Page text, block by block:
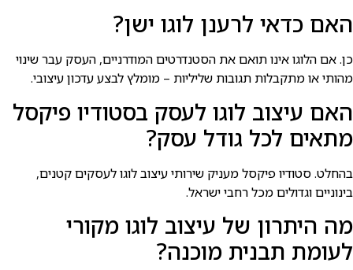
האם כדאי לרענן לוגו ישן?
כן. אם הלוגו אינו תואם את הסטנדרטים המודרניים, העסק עבר שינוי
מהותי או מתקבלות תגובות שליליות – מומלץ לבצע עדכון עיצובי.
האם עיצוב לוגו לעסק בסטודיו פיקסל
מתאים לכל גודל עסק?
בהחלט. סטודיו פיקסל מעניק שירותי עיצוב לוגו לעסקים קטנים,
בינוניים וגדולים מכל רחבי ישראל.
מה היתרון של עיצוב לוגו מקורי
לעומת תבנית מוכנה?